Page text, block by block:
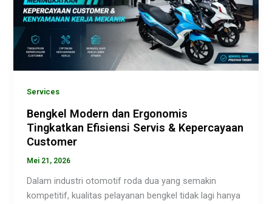
Services
Bengkel Modern dan Ergonomis
Tingkatkan Efisiensi Servis & Kepercayaan
Customer
Mei 21, 2026
Dalam industri otomotif roda dua yang semakin
kompetitif, kualitas pelayanan bengkel tidak lagi hanya